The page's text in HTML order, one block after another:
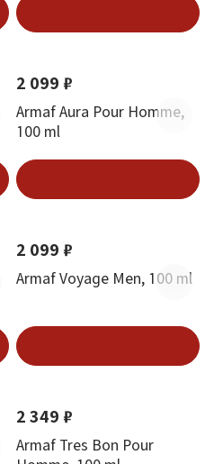
2 099 ₽
Armaf Aura Pour Homme,
100 ml
2 099 ₽
Armaf Voyage Men, 100 ml
2 349 ₽
Armaf Tres Bon Pour